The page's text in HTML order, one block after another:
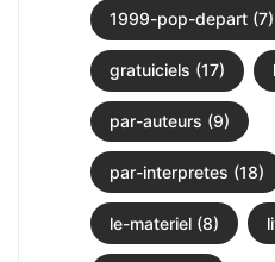
1999-pop-depart (7)
gratuiciels (17)
par-auteurs (9)
par-interpretes (18)
le-materiel (8)